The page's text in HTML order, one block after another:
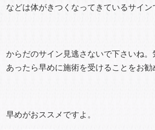
などは体がきつくなってきているサイン
からだのサイン見逃さないで下さいね
あったら早めに施術を受けることをお勧
早めがおススメですよ。